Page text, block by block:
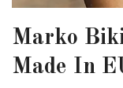
Marko
Made In